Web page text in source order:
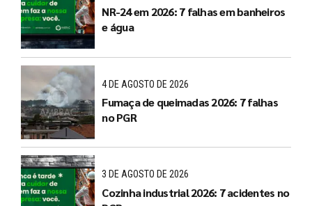
NR-24 em 2026: 7 falhas em banheiros
e água
4 DE AGOSTO DE 2026
Fumaça de queimadas 2026: 7 falhas
no PGR
3 DE AGOSTO DE 2026
Cozinha industrial 2026: 7 acidentes no